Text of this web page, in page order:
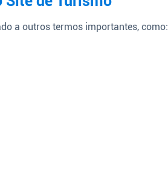
a outros termos importantes, como: